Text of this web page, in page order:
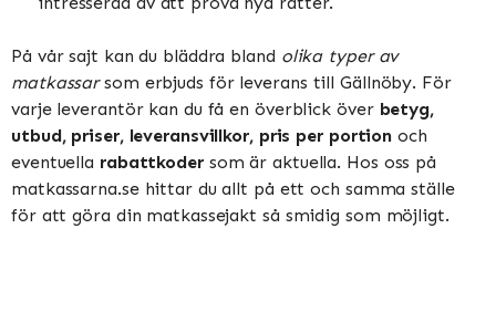
På vår sajt kan du bläddra bland olika typer av
matkassarsom erbjuds för leverans till Gällnöby. För
varje leverantör kan du få en överblick över betyg,
utbud, priser, leveransvillkor, pris per portion och
eventuella rabattkodersom är aktuella. Hos oss på
matkassarna.se hittar du allt på ett och samma ställe
för att göra din matkassejakt så smidig som möjligt.